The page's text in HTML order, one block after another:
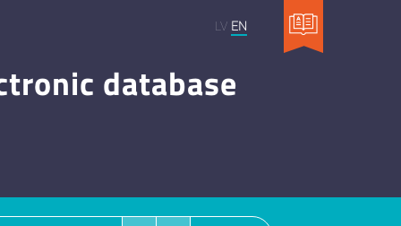
LV EN
database